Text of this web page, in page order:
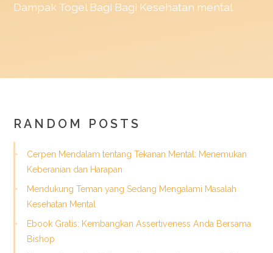
Dampak Togel Bagi Bagi Kesehatan mental
RANDOM POSTS
Cerpen Mendalam tentang Tekanan Mental: Menemukan
Keberanian dan Harapan
Mendukung Teman yang Sedang Mengalami Masalah
Kesehatan Mental
Ebook Gratis: Kembangkan Assertiveness Anda Bersama
Bishop